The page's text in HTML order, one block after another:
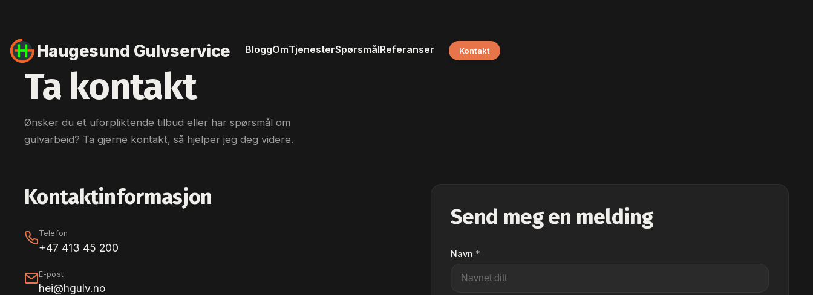
Haugesund Gulvservice BloggOmTjenesterSpørsmålReferanser Kontakt
Ta kontakt
Ønsker du et uforpliktende tilbud eller har spørsmål om
gulvarbeid? Ta gjerne kontakt, så hjelper jeg deg videre.
Kontaktinformasjon
Telefon
+47 413 45 200
E-post
hei@hgulv.no
Send meg en melding
Navn *